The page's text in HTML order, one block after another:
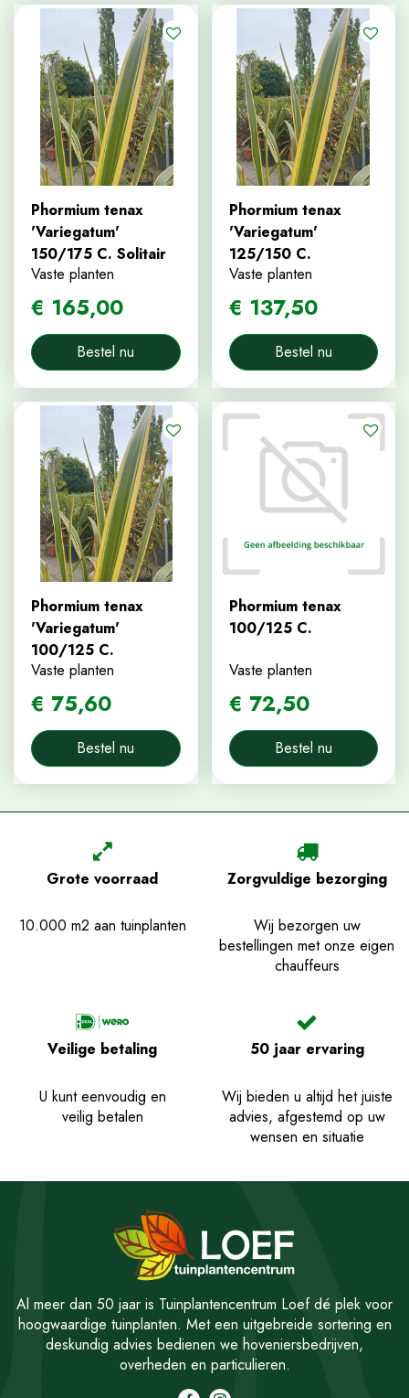
Phormium tenax
'Variegatum'
150/175 C. Solitair
Vaste planten
€ 165,00
Bestel nu
Phormium tenax
'Variegatum'
125/150 C.
Vaste planten
€ 137,50
Bestel nu
Phormium tenax
'Variegatum'
100/125 C.
Vaste planten
€ 75,60
Bestel nu
Phormium tenax
100/125 C.
Vaste planten
€ 72,50
Bestel nu
Grote voorraad
10.000 m2 aan tuinplanten
Zorgvuldige bezorging
Wij bezorgen uw
bestellingen met onze eigen
chauffeurs
Veilige betaling
U kunt eenvoudig en
veilig betalen
50 jaar ervaring
Wij bieden u altijd het juiste
advies, afgestemd op uw
wensen en situatie
Al meer dan 50 jaar is Tuinplantencentrum Loef dé plek voor
hoogwaardige tuinplanten. Met een uitgebreide sortering en
deskundig advies bedienen we hoveniersbedrijven,
overheden en particulieren.